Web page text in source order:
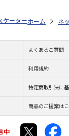
ケーター クリア子
ホーム ネ
よくあるご質問
利用規約
特定商取引法に
商品のご提案は
中